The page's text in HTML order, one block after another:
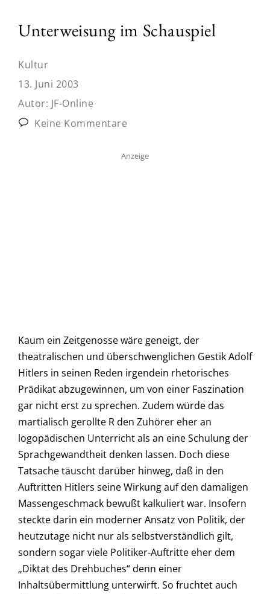
Unterweisung im Schauspiel
Kultur
13. Juni 2003
Autor: JF-Online
Keine Kommentare
Anzeige
Kaum ein Zeitgenosse wäre geneigt, der
theatralischen und überschwenglichen Gestik Adolf
Hitlers in seinen Reden irgendein rhetorisches
Prädikat abzugewinnen, um von einer Faszination
gar nicht erst zu sprechen. Zudem würde das
martialisch gerollte R den Zuhörer eher an
logopädischen Unterricht als an eine Schulung der
Sprachgewandtheit denken lassen. Doch diese
Tatsache täuscht darüber hinweg, daß in den
Auftritten Hitlers seine Wirkung auf den damaligen
Massengeschmack bewußt kalkuliert war. Insofern
steckte darin ein moderner Ansatz von Politik, der
heutzutage nicht nur als selbstverständlich gilt,
sondern sogar viele Politiker-Auftritte eher dem
„Diktat des Drehbuches“ denn einer
Inhaltsübermittlung unterwirft. So fruchtet auch